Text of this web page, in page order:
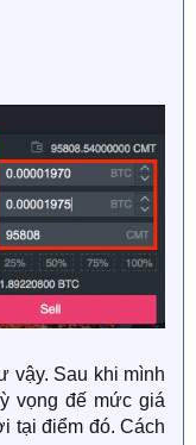
vậy. Sau khi mình
vọng đế mức giá
tại điểm đó. Cách